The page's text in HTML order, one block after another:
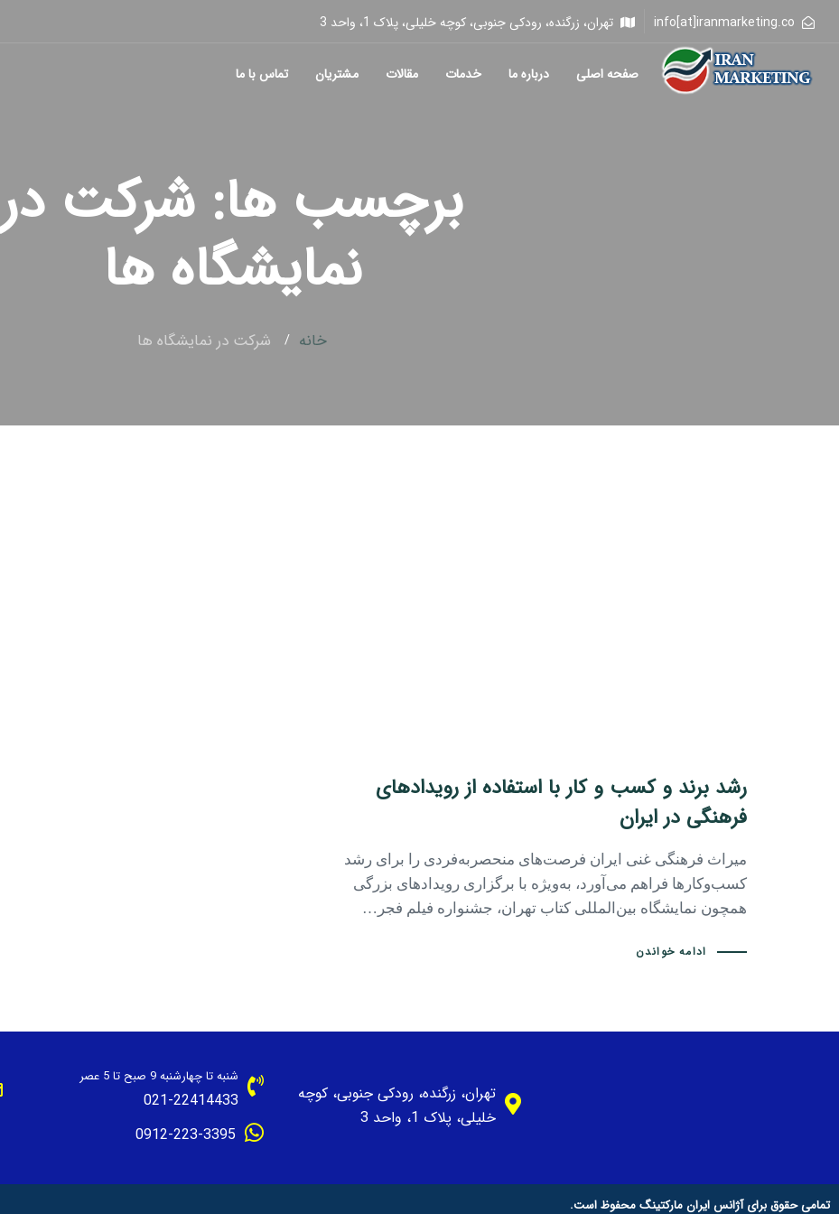
info[at]iranmarketing.co تهران، زرگنده، رودکی جنوبی، کوچه خلیلی، پلاک 1، واحد 3
صفحه اصلی درباره ما خدمات مقالات مشتریان تماس با ما
برچسب ها: شرکت در
نمایشگاه ها
خانه شرکت در نمایشگاه ها
رشد برند و کسب و کار با استفاده از رویدادهای
فرهنگی در ایران
میراث فرهنگی غنی ایران فرصت‌های منحصربه‌فردی را برای رشد
کسب‌وکارها فراهم می‌آورد، به‌ویژه با برگزاری رویدادهای بزرگی
همچون نمایشگاه بین‌المللی کتاب تهران، جشنواره فیلم فجر…
ادامه خواندن
تهران، زرگنده، رودکی جنوبی، کوچه
خلیلی، پلاک 1، واحد 3
شنبه تا چهارشنبه 9 صبح تا 5 عصر
021-22414433
0912-223-3395
تمامی حقوق برای آژانس ایران مارکتینگ محفوظ است.